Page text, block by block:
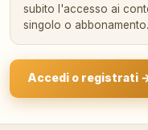
subito l'accesso ai
singolo o abbonamento.
Accedi o registrati